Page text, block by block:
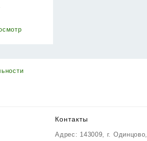
Контакты
Адрес: 143009, г. Одинцово,